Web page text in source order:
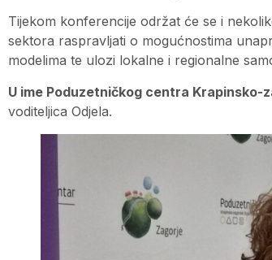
Tijekom konferencije održat će se i
sektora raspravljati o mogućnostima
modelima te ulozi lokalne i regionalne
U ime Poduzetničkog centra Krapinsko-
voditeljica Odjela.